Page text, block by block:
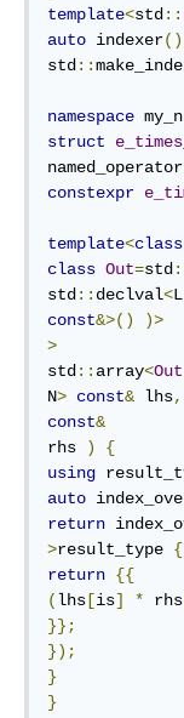
template<std ::
auto indexer()
std ::
namespace
struct
named_operator
constexpr
template<class
class Out=std
std :: declval<L
const&>()
)>
>
std :: array<Out
N> const& lhs,
const&
rhs
)
{
using
auto
return
>result_type {
return {{
(lhs [is] * rhs
}};
});
}
}